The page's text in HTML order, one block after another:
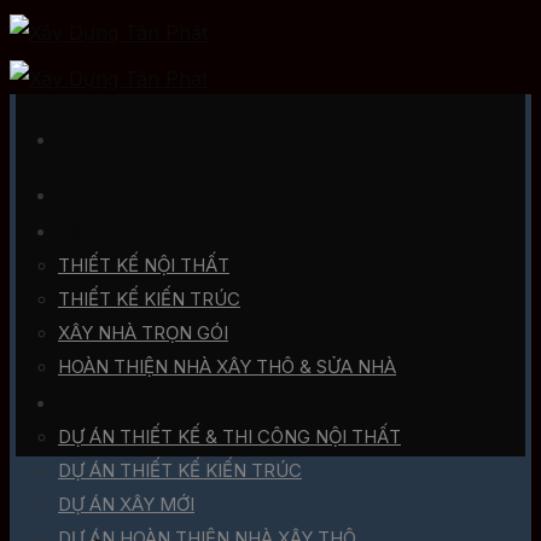
Skip
to
content
THIẾT KẾ NỘI THẤT
THIẾT KẾ KIẾN TRÚC
XÂY NHÀ TRỌN GÓI
HOÀN THIỆN NHÀ XÂY THÔ & SỬA NHÀ
DỰ ÁN THIẾT KẾ & THI CÔNG NỘI THẤT
DỰ ÁN THIẾT KẾ KIẾN TRÚC
DỰ ÁN XÂY MỚI